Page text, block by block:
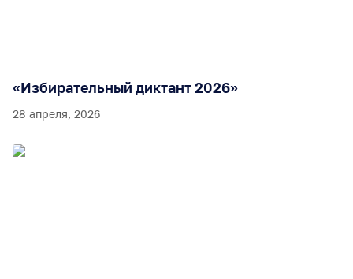
«Избирательный диктант 2026»
28 апреля, 2026